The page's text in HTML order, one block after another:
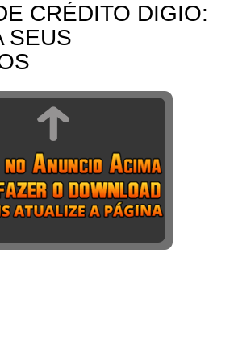
CRÉDITO DIGIO:
SEUS